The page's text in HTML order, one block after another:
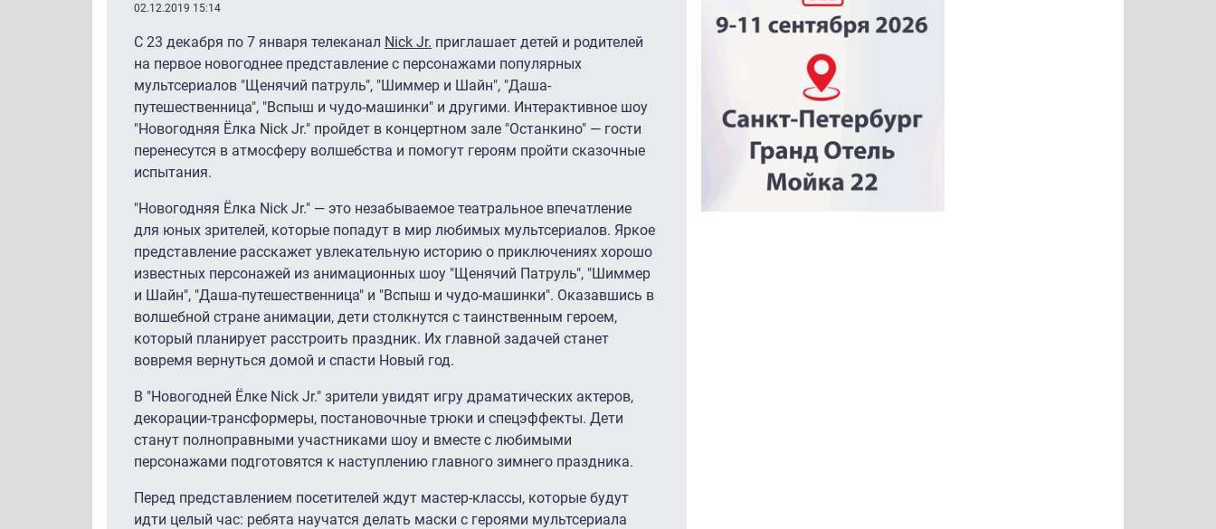
02.12.2019 15:14
С 23 декабря по 7 января телеканал Nick Jr. приглашает детей и родителей
на первое новогоднее представление с персонажами популярных
мультсериалов "Щенячий патруль", "Шиммер и Шайн", "Даша-
путешественница", "Вспыш и чудо-машинки" и другими. Интерактивное шоу
"Новогодняя Ёлка Nick Jr." пройдет в концертном зале "Останкино" — гости
перенесутся в атмосферу волшебства и помогут героям пройти сказочные
испытания.
"Новогодняя Ёлка Nick Jr." — это незабываемое театральное впечатление
для юных зрителей, которые попадут в мир любимых мультсериалов. Яркое
представление расскажет увлекательную историю о приключениях хорошо
известных персонажей из анимационных шоу "Щенячий Патруль", "Шиммер
и Шайн", "Даша-путешественница" и "Вспыш и чудо-машинки". Оказавшись в
волшебной стране анимации, дети столкнутся с таинственным героем,
который планирует расстроить праздник. Их главной задачей станет
вовремя вернуться домой и спасти Новый год.
В "Новогодней Ёлке Nick Jr." зрители увидят игру драматических актеров,
декорации-трансформеры, постановочные трюки и спецэффекты. Дети
станут полноправными участниками шоу и вместе с любимыми
персонажами подготовятся к наступлению главного зимнего праздника.
Перед представлением посетителей ждут мастер-классы, которые будут
идти целый час: ребята научатся делать маски с героями мультсериала